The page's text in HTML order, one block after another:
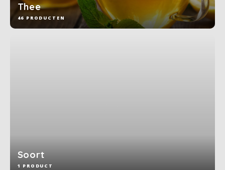
Thee
46 PRODUCTEN
Soort
1 PRODUCT